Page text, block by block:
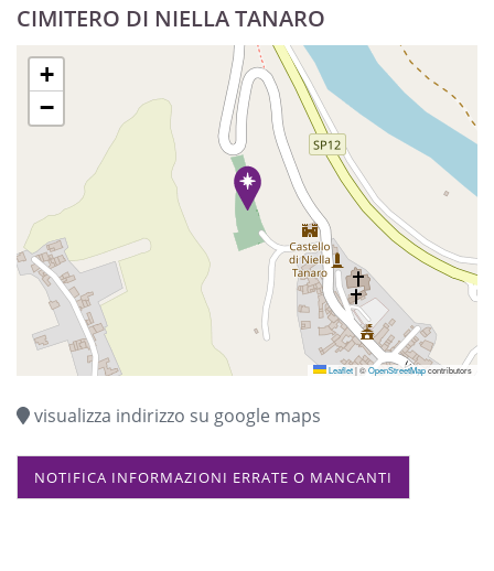
CIMITERO DI NIELLA TANARO
+
−
Leaflet|©OpenStreetMapcontributors
visualizza indirizzo su google maps
NOTIFICA INFORMAZIONI ERRATE O MANCANTI